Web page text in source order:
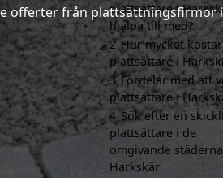
offerter från plattsättningsfirmor
plattsättare i
hjälpa till med?
2 Hur mycket
plattsättare i
3 Fördelar med att
plattsättare i
4 Sök efter en
plattsättare i de
omgivande städerna
Harkskär